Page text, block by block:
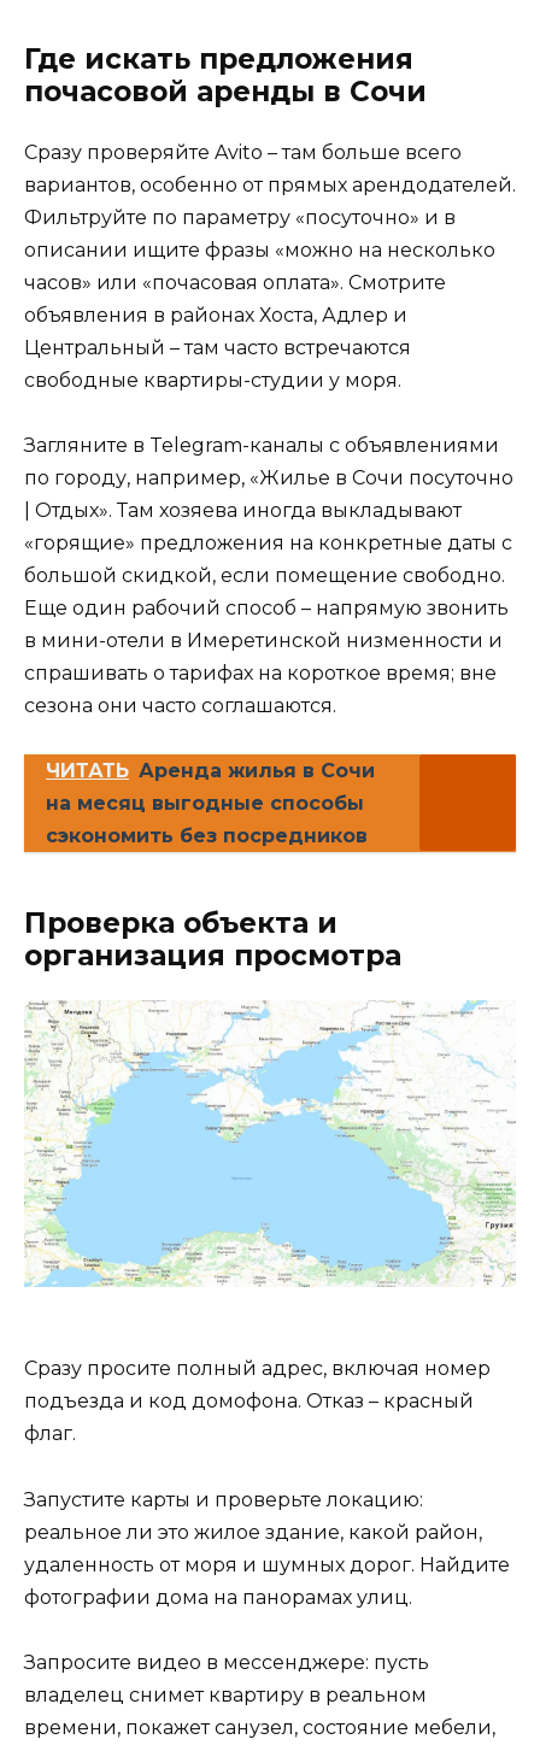
Где искать предложения
почасовой аренды в Сочи
Сразу проверяйте Avito – там больше всего
вариантов, особенно от прямых арендодателей.
Фильтруйте по параметру «посуточно» и в
описании ищите фразы «можно на несколько
часов» или «почасовая оплата». Смотрите
объявления в районах Хоста, Адлер и
Центральный – там часто встречаются
свободные квартиры-студии у моря.
Загляните в Telegram-каналы с объявлениями
по городу, например, «Жилье в Сочи посуточно
| Отдых». Там хозяева иногда выкладывают
«горящие» предложения на конкретные даты с
большой скидкой, если помещение свободно.
Еще один рабочий способ – напрямую звонить
в мини-отели в Имеретинской низменности и
спрашивать о тарифах на короткое время; вне
сезона они часто соглашаются.
ЧИТАТЬ Аренда жилья в Сочи
на месяц выгодные способы
сэкономить без посредников
Проверка объекта и
организация просмотра
Сразу просите полный адрес, включая номер
подъезда и код домофона. Отказ – красный
флаг.
Запустите карты и проверьте локацию:
реальное ли это жилое здание, какой район,
удаленность от моря и шумных дорог. Найдите
фотографии дома на панорамах улиц.
Запросите видео в мессенджере: пусть
владелец снимет квартиру в реальном
времени, покажет санузел, состояние мебели,